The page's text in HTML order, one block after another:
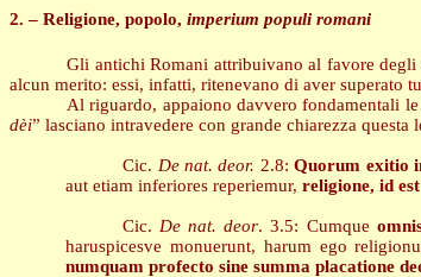
2. – Religione, popolo, imperium populi romani
Gli antichi Romani attribuivano al favore degli
alcun merito: essi, infatti, ritenevano di aver superato
Al riguardo, appaiono davvero fondamentali
dèi” lasciano intravedere con grande chiarezza
Cic. De nat. deor. 2.8:Quorum exitio
aut etiam inferiores reperiemur,religione, id
Cic. De nat. deor. 3.5: Cumque
haruspicesve monuerunt, harum ego
numquam profecto sine summa placatione